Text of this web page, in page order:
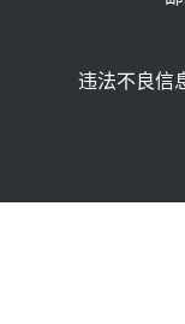
违法不良信